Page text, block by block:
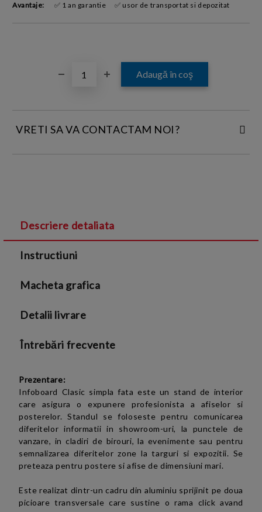
Avantaje:
✅ 1 an garantie ✅ usor de transportat si depozitat
VRETI SA VA CONTACTAM NOI?
Politica de confidentialitate
Descriere detaliata
Instructiuni
Macheta grafica
Detalii livrare
Întrebări frecvente
Prezentare:
Infoboard Clasic simpla fata este un stand de interior
care asigura o expunere profesionista a afiselor si
posterelor. Standul se foloseste pentru comunicarea
diferitelor informatii in showroom-uri, la punctele de
vanzare, in cladiri de birouri, la evenimente sau pentru
semnalizarea diferitelor zone la targuri si expozitii. Se
preteaza pentru postere si afise de dimensiuni mari.
Este realizat dintr-un cadru din aluminiu sprijinit pe doua
picioare transversale care sustine o rama click avand